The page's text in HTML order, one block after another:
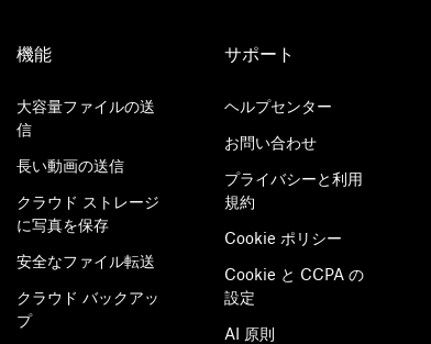
機能
大容量ファイルの送
信
長い動画の送信
クラウド ストレージ
に写真を保存
安全なファイル転送
クラウド バックアッ
プ
サポート
ヘルプセンター
お問い合わせ
プライバシーと利用
規約
Cookie ポリシー
Cookie と CCPA の
設定
AI 原則